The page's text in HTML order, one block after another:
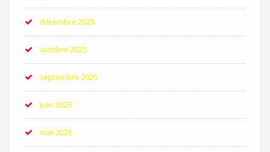
décembre 2025
octobre 2025
septembre 2025
juin 2025
mai 2025